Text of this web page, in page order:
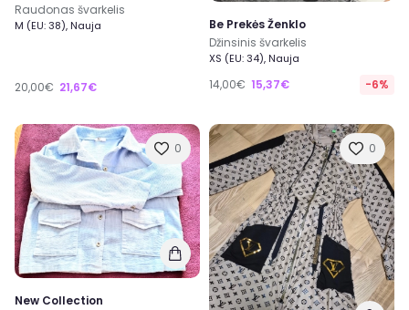
Raudonas švarkelis
M (EU: 38), Nauja
20,00€ 21,67€
Be Prekės Ženklo
Džinsinis švarkelis
XS (EU: 34), Nauja
14,00€ 15,37€ -6%
0
New Collection
0